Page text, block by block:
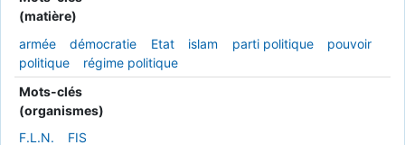
(matière)
armée
démocratie Etat islam parti politique
pouvoir
politique
régime politique
Mots-clés
(organismes)
F.L.N.
FIS